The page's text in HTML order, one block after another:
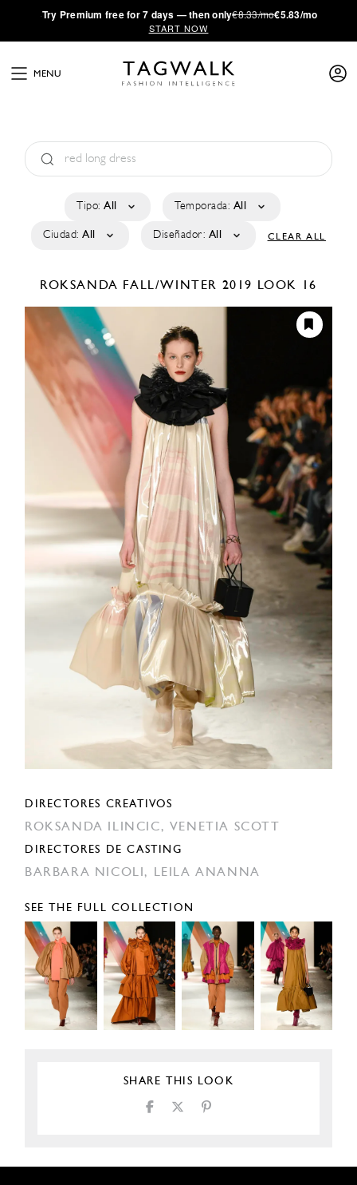
·Try Premium free for 7 days — then only€8.33/mo€5.83/mo
START NOW
MENU
Tipo: All Temporada: All
Ciudad: All Diseñador: All CLEAR ALL
ROKSANDA FALL/WINTER 2019 LOOK 16
DIRECTORES CREATIVOS
ROKSANDA ILINCIC, VENETIA SCOTT
DIRECTORES DE CASTING
BARBARA NICOLI, LEILA ANANNA
SEE THE FULL COLLECTION
SHARE THIS LOOK